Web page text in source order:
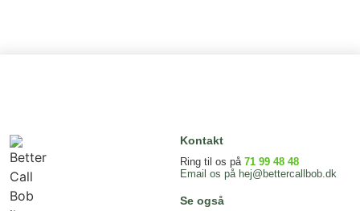
Kontakt
Ring til os på 71 99 48 48
Email os på hej@bettercallbob.dk
Se også